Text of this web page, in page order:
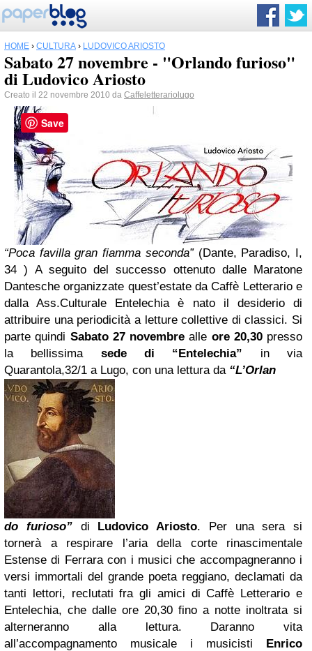
HOME › CULTURA › LUDOVICO ARIOSTO
Sabato 27 novembre - "Orlando furioso"
di Ludovico Ariosto
Creato il 22 novembre 2010 da Caffeletterariolugo
“Poca favilla gran fiamma seconda”(Dante, Paradiso, I,
34 ) A seguito del successo ottenuto dalle Maratone
Dantesche organizzate quest’estate da Caffè Letterario e
dalla Ass.Culturale Entelechia è nato il desiderio di
attribuire una periodicità a letture collettive di classici. Si
parte quindi Sabato 27 novembre alle ore 20,30presso
la bellissima sede di “Entelechia” in via
Quarantola,32/1 a Lugo, con una lettura da “L’Orlan
do furioso”di Ludovico Ariosto. Per una sera si
tornerà a respirare l’aria della corte rinascimentale
Estense di Ferrara con i musici che accompagneranno i
versi immortali del grande poeta reggiano, declamati da
tanti lettori, reclutati fra gli amici di Caffè Letterario e
Entelechia, che dalle ore 20,30 fino a notte inoltrata si
alterneranno alla lettura. Daranno vita
all’accompagnamento musicale i musicisti Enrico
Save